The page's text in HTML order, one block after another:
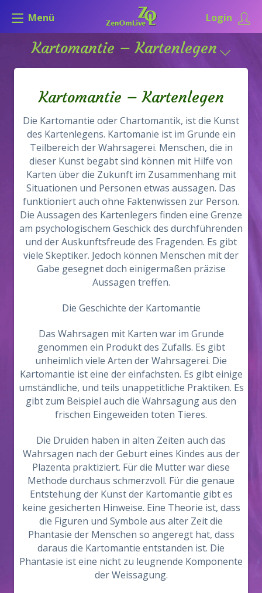
Menü Login
Kartomantie – Kartenlegen
Kartomantie – Kartenlegen
Die Kartomantie oder Chartomantik, ist die Kunst
des Kartenlegens. Kartomanie ist im Grunde ein
Teilbereich der Wahrsagerei. Menschen, die in
dieser Kunst begabt sind können mit Hilfe von
Karten über die Zukunft im Zusammenhang mit
Situationen und Personen etwas aussagen. Das
funktioniert auch ohne Faktenwissen zur Person.
Die Aussagen des Kartenlegers finden eine Grenze
am psychologischem Geschick des durchführenden
und der Auskunftsfreude des Fragenden. Es gibt
viele Skeptiker. Jedoch können Menschen mit der
Gabe gesegnet doch einigermaßen präzise
Aussagen treffen.
Die Geschichte der Kartomantie
Das Wahrsagen mit Karten war im Grunde
genommen ein Produkt des Zufalls. Es gibt
unheimlich viele Arten der Wahrsagerei. Die
Kartomantie ist eine der einfachsten. Es gibt einige
umständliche, und teils unappetitliche Praktiken. Es
gibt zum Beispiel auch die Wahrsagung aus den
frischen Eingeweiden toten Tieres.
Die Druiden haben in alten Zeiten auch das
Wahrsagen nach der Geburt eines Kindes aus der
Plazenta praktiziert. Für die Mutter war diese
Methode durchaus schmerzvoll. Für die genaue
Entstehung der Kunst der Kartomantie gibt es
keine gesicherten Hinweise. Eine Theorie ist, dass
die Figuren und Symbole aus alter Zeit die
Phantasie der Menschen so angeregt hat, dass
daraus die Kartomantie entstanden ist. Die
Phantasie ist eine nicht zu leugnende Komponente
der Weissagung.